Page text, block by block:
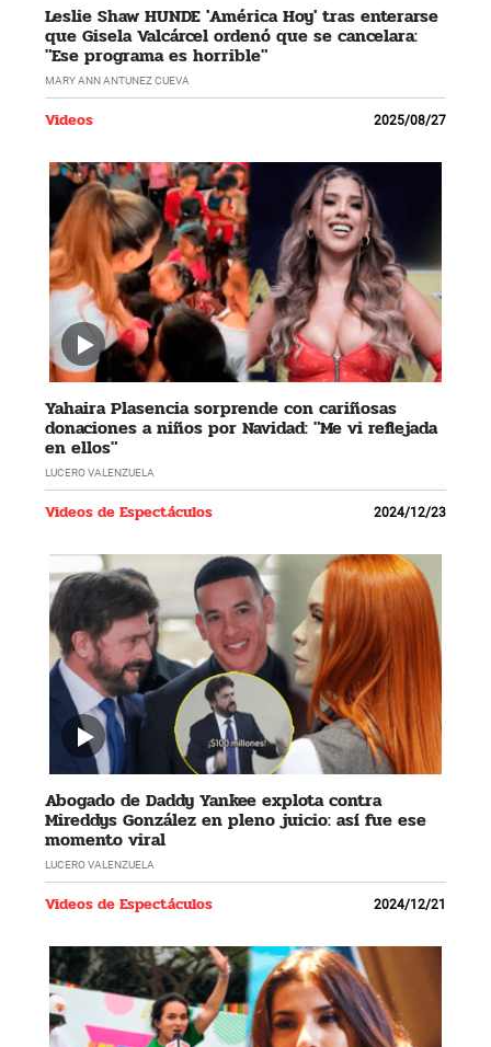
Leslie Shaw HUNDE 'América Hoy' tras enterarse
que Gisela Valcárcel ordenó que se cancelara:
"Ese programa es horrible"
MARY ANN ANTUNEZ CUEVA
Videos 2025/08/27
Yahaira Plasencia sorprende con cariñosas
donaciones a niños por Navidad: "Me vi reflejada
en ellos"
LUCERO VALENZUELA
Videos de Espectáculos 2024/12/23
Abogado de Daddy Yankee explota contra
Mireddys González en pleno juicio: así fue ese
momento viral
LUCERO VALENZUELA
Videos de Espectáculos 2024/12/21